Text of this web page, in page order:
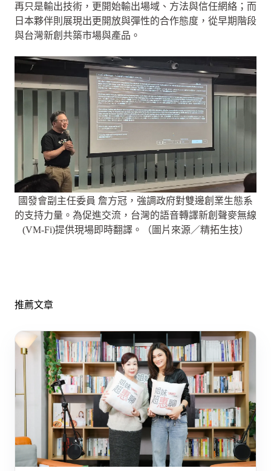
再只是輸出技術，更開始輸出場域、方法與信任網絡；而
日本夥伴則展現出更開放與彈性的合作態度，從早期階段
與台灣新創共築市場與產品。
國發會副主任委員 詹方冠，強調政府對雙邊創業生態系
的支持力量。為促進交流，台灣的語音轉譯新創聲麥無線
(VM-Fi)提供現場即時翻譯。（圖片來源／精拓生技）
推薦文章